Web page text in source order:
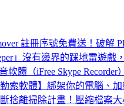
註冊序號免費送！破解
」沒有邊界的踩地雷遊戲
軟體（iFree Skype Recorder）
索軟體】綁架你的電腦、
斷捨離掃除計畫！壓縮檔案